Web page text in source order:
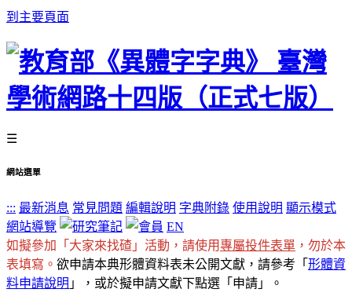
到主要頁面
☰
網站選單
::: 最新消息 常見問題 編輯說明 字典附錄 使用說明 顯示模式
網站導覽
EN
如擬參加「大家來找碴」活動，請使用專屬投件表單 ，勿於本
表填寫。 欲申請本典形體資料表未公開文獻，請參考「 形體資
料申請說明 」，或於擬申請文獻下點選「申請」。